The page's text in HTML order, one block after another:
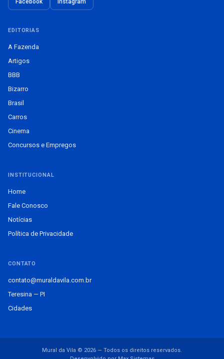
Facebook Instagram
EDITORIAS
A Fazenda
Artigos
BBB
Bizarro
Brasil
Carros
Cinema
Concursos e Empregos
INSTITUCIONAL
Home
Fale Conosco
Notícias
Política de Privacidade
CONTATO
contato@muraldavila.com.br
Teresina — PI
Cidades
Mural da Vila © 2026 — Todos os direitos reservados.